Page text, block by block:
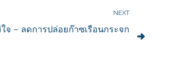
NEXT
จ – ลดการปล่อยก๊าซเรือนกระจก